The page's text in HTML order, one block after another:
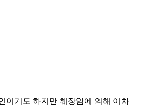
이기도 하지만 췌장암에 의해 이차